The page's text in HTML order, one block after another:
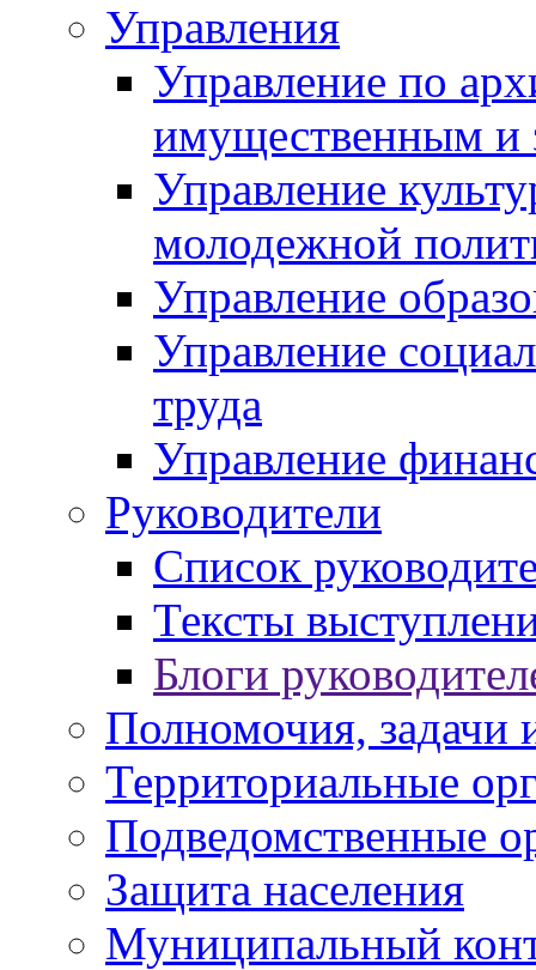
Управления
Управление по
имущественным и
Управление
молодежной
Управление
Управление
труда
Управление
Руководители
Список
Тексты
Блоги
Полномочия, задачи
Территориальные
Подведомственные
Защита населения
Муниципальный